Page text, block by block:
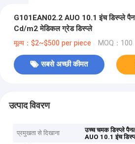
G101EAN02.2 AUO 10.1 इंच डिस्प्ले
Cd/m2 मेडिकल ग्रेड डिस्प्ले
मूल्य：$2~$500 per piece MOQ：100
सबसे अच्छी कीमत
उत्पाद विवरण
प्रमुखता से दिखाना उच्च चमक डिस्प्ले
AUO 10.1 इंच